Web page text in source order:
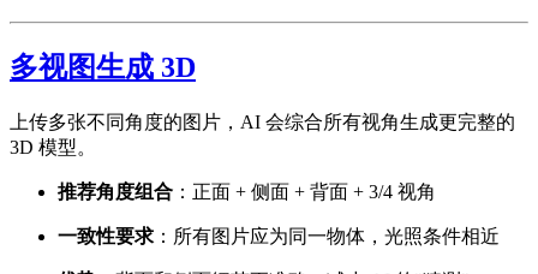
多视图生成 3D
上传多张不同角度的图片，AI 会综合所有视角生成更完整的
3D 模型。
推荐角度组合 ：正面 + 侧面 + 背面 + 3/4 视角
一致性要求 ：所有图片应为同一物体，光照条件相近